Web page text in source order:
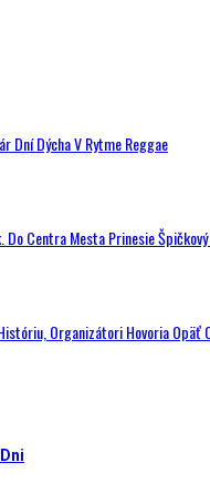
Dní Dýcha V Rytme Reggae
Do Centra Mesta Prinesie
Organizátori Hovoria Opäť